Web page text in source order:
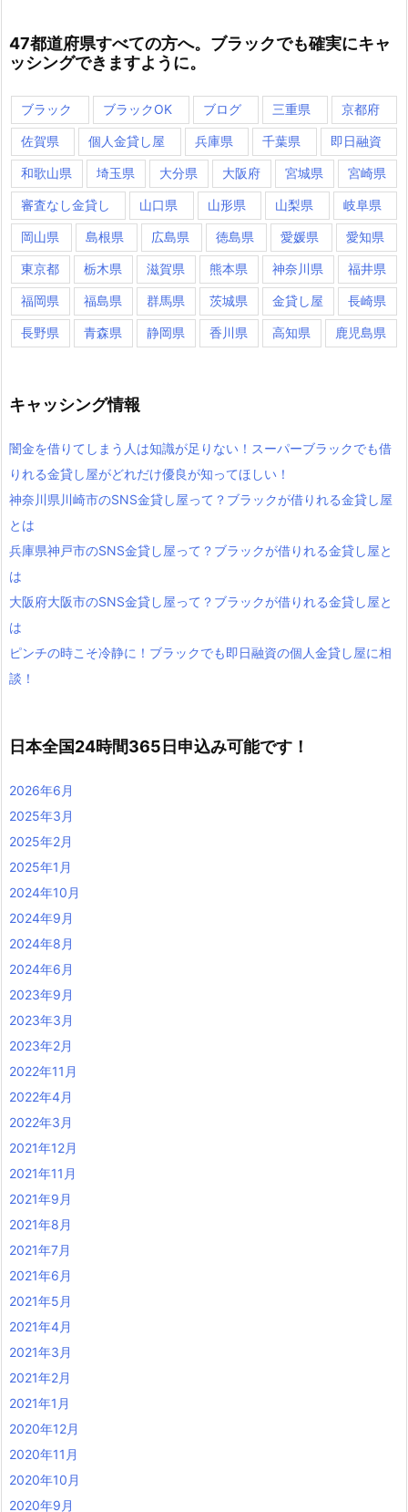
47都道府県すべての方へ。ブラックでも確実にキャ
ッシングできますように。
ブラック ブラックOK ブログ 三重県 京都府
佐賀県 個人金貸し屋 兵庫県 千葉県 即日融資
和歌山県 埼玉県 大分県 大阪府 宮城県 宮崎県
審査なし金貸し 山口県 山形県 山梨県 岐阜県
岡山県 島根県 広島県 徳島県 愛媛県 愛知県
東京都 栃木県 滋賀県 熊本県 神奈川県 福井県
福岡県 福島県 群馬県 茨城県 金貸し屋 長崎県
長野県 青森県 静岡県 香川県 高知県 鹿児島県
キャッシング情報
闇金を借りてしまう人は知識が足りない！スーパーブラックでも借
りれる金貸し屋がどれだけ優良が知ってほしい！
神奈川県川崎市のSNS金貸し屋って？ブラックが借りれる金貸し屋
とは
兵庫県神戸市のSNS金貸し屋って？ブラックが借りれる金貸し屋と
は
大阪府大阪市のSNS金貸し屋って？ブラックが借りれる金貸し屋と
は
ピンチの時こそ冷静に！ブラックでも即日融資の個人金貸し屋に相
談！
日本全国24時間365日申込み可能です！
2026年6月
2025年3月
2025年2月
2025年1月
2024年10月
2024年9月
2024年8月
2024年6月
2023年9月
2023年3月
2023年2月
2022年11月
2022年4月
2022年3月
2021年12月
2021年11月
2021年9月
2021年8月
2021年7月
2021年6月
2021年5月
2021年4月
2021年3月
2021年2月
2021年1月
2020年12月
2020年11月
2020年10月
2020年9月